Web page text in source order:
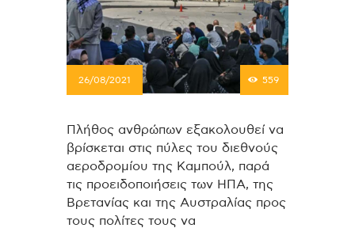
26/08/2021 559
Πλήθος ανθρώπων εξακολουθεί να
βρίσκεται στις πύλες του διεθνούς
αεροδρομίου της Καμπούλ, παρά
τις προειδοποιήσεις των ΗΠΑ, της
Βρετανίας και της Αυστραλίας προς
τους πολίτες τους να